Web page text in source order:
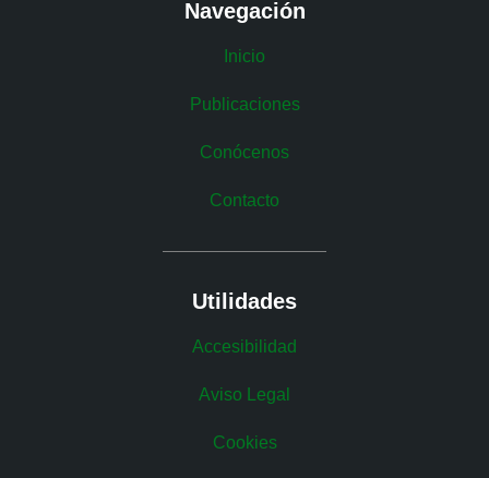
Navegación
Inicio
Publicaciones
Conócenos
Contacto
Utilidades
Accesibilidad
Aviso Legal
Cookies